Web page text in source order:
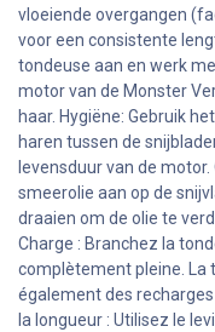
vloeiende overgangen
voor een consistente
tondeuse aan en werk
motor van de Monster
haar. Hygiëne: Gebruik
haren tussen de
levensduur van de
smeerolie aan op de
draaien om de olie te
Charge : Branchez la
complètement pleine.
également des
la longueur : Utilisez le